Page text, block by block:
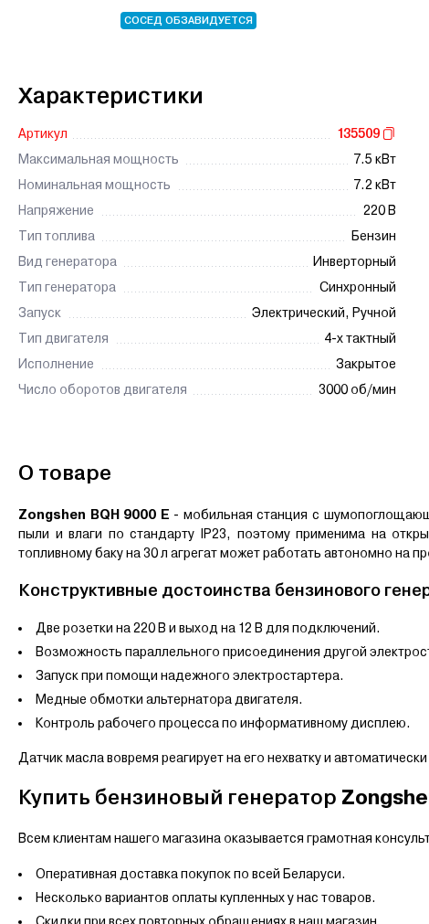
СОСЕД ОБЗАВИДУЕТСЯ
Характеристики
Артикул
135509
Максимальная мощность
7.5 кВт
Номинальная мощность
7.2 кВт
Напряжение
220 В
Тип топлива
Бензин
Вид генератора
Инверторный
Тип генератора
Синхронный
Запуск
Электрический, Ручной
Тип двигателя
4-х тактный
Исполнение
Закрытое
Число оборотов двигателя
3000 об/мин
О товаре
Zongshen BQH 9000 E - мобильная станция с
пыли и влаги по стандарту IP23, поэтому применима на
топливному баку на 30 л агрегат может работать автономно на
Конструктивные достоинства бензинового
Две розетки на 220 В и выход на 12 В для подключений.
Возможность параллельного присоединения другой
Запуск при помощи надежного электростартера.
Медные обмотки альтернатора двигателя.
Контроль рабочего процесса по информативному дисплею.
Датчик масла вовремя реагирует на его нехватку и
Купить бензиновый генератор
Всем клиентам нашего магазина оказывается грамотная
Оперативная доставка покупок по всей Беларуси.
Несколько вариантов оплаты купленных у нас товаров.